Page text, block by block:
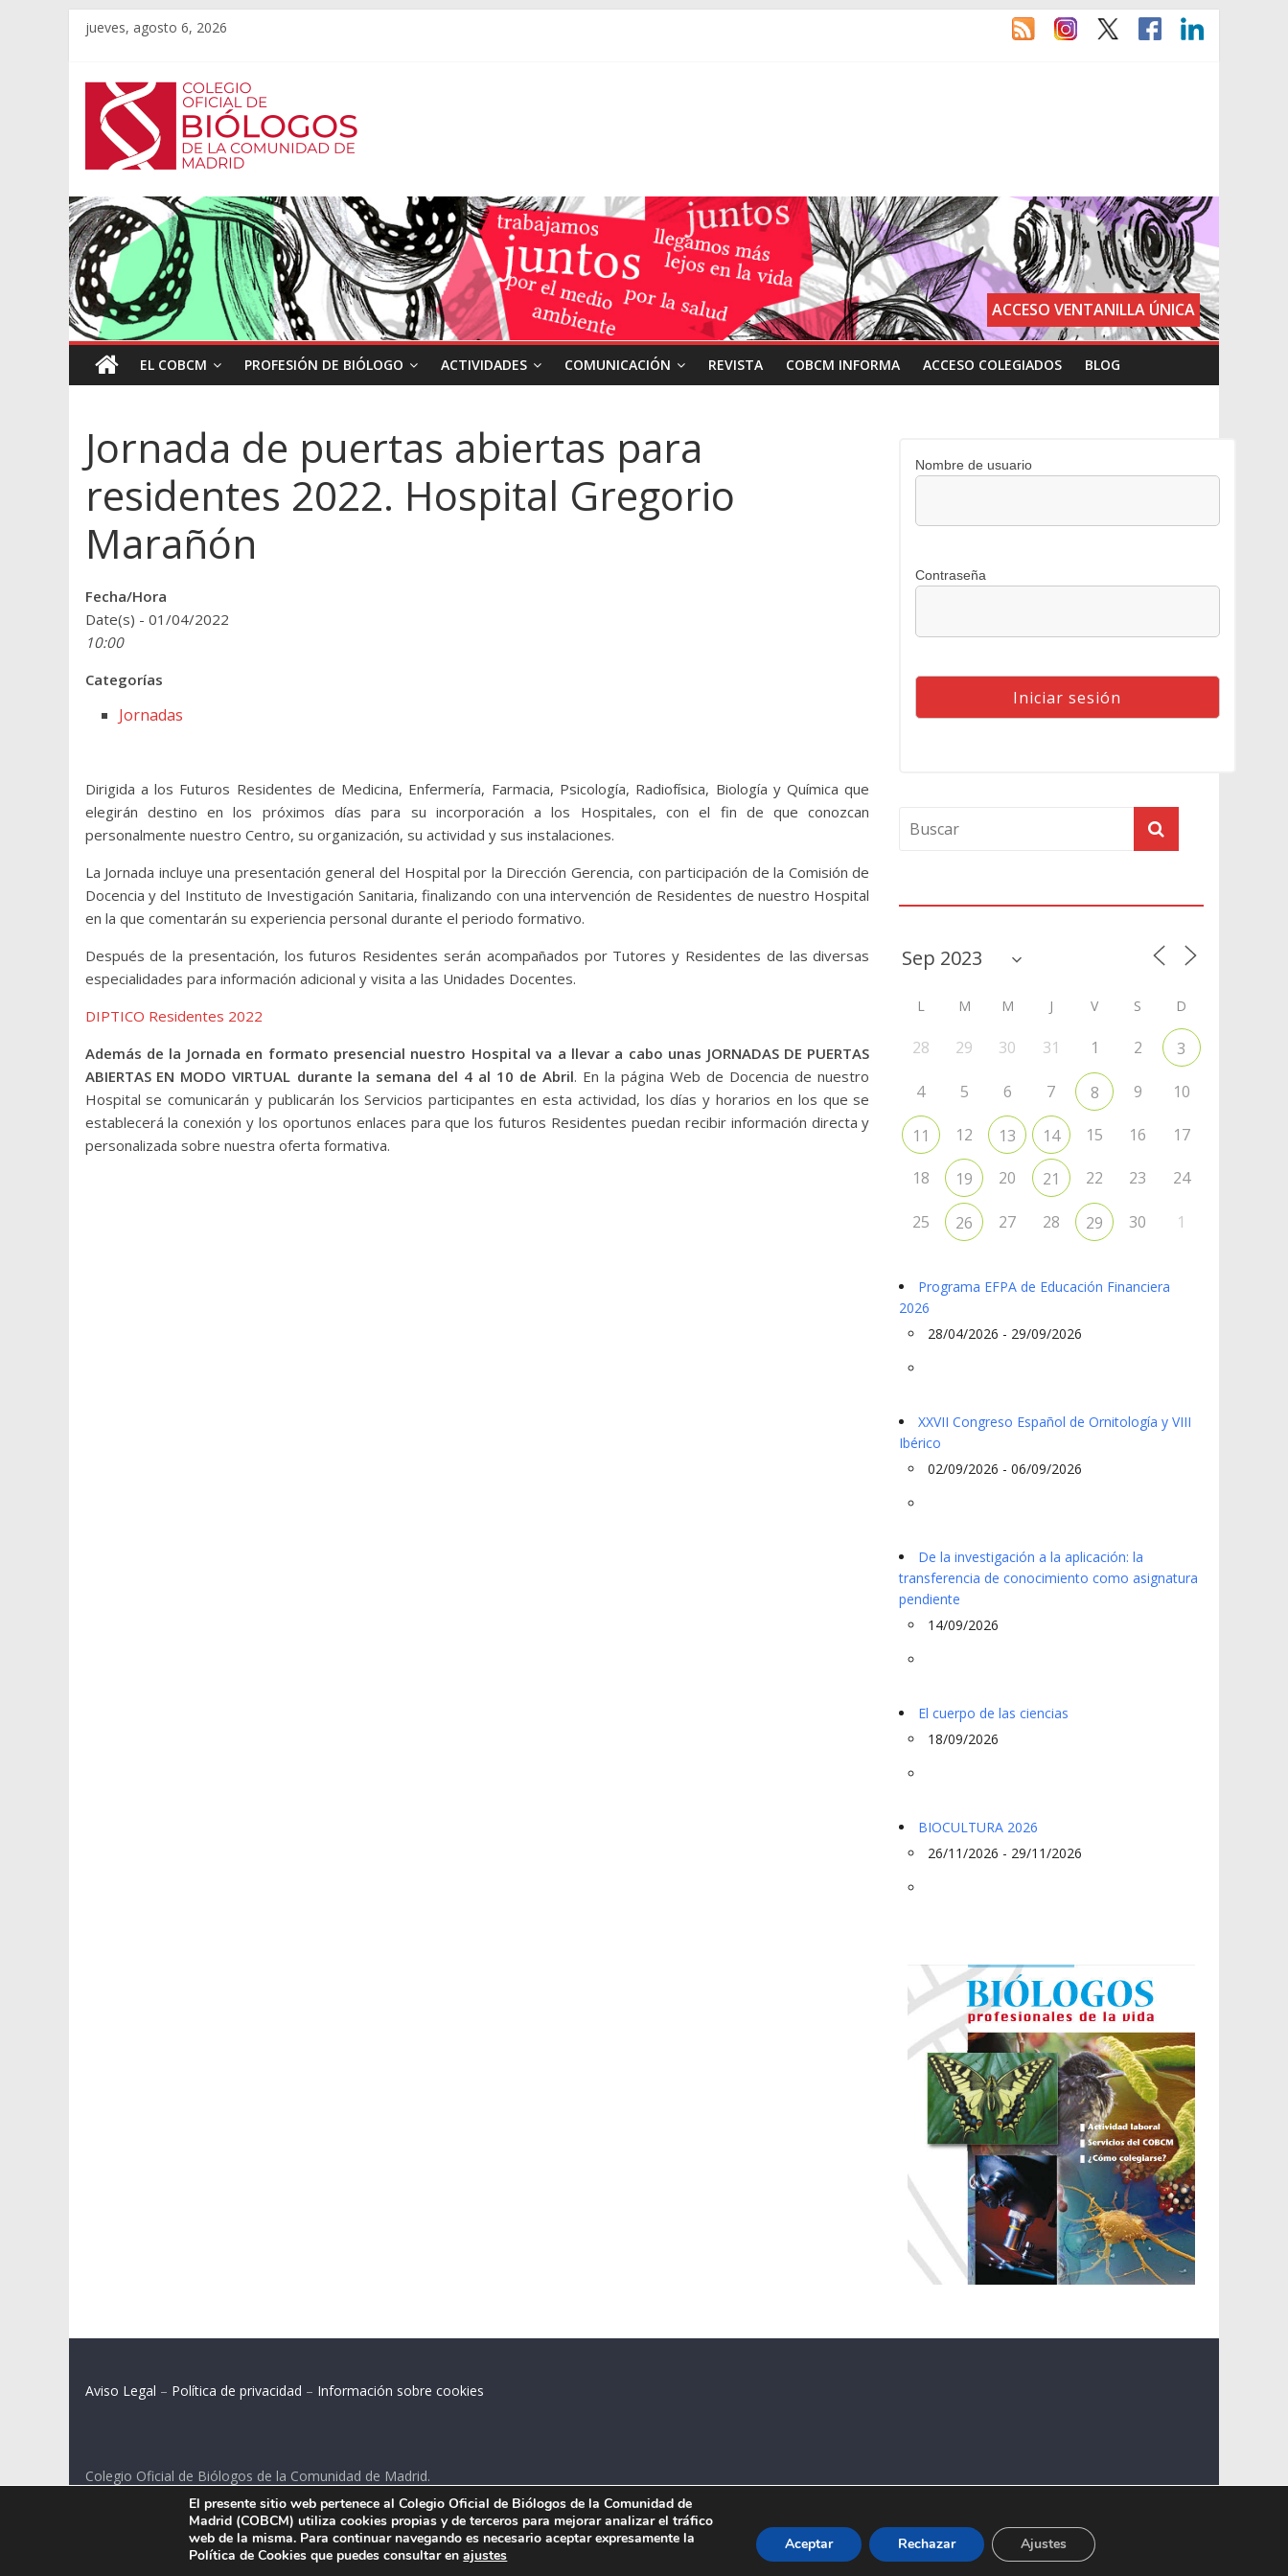
jueves, agosto 6, 2026
ACCESO VENTANILLA ÚNICA
EL COBCM PROFESIÓN DE BIÓLOGO ACTIVIDADES COMUNICACIÓN REVISTA COBCM INFORMA ACCESO COLEGIADOS BLOG
Jornada de puertas abiertas para
residentes 2022. Hospital Gregorio
Marañón
Fecha/Hora
Date(s) - 01/04/2022
10:00
Categorías
Jornadas
Dirigida a los Futuros Residentes de Medicina, Enfermería, Farmacia, Psicología, Radiofísica, Biología y Química que
elegirán destino en los próximos días para su incorporación a los Hospitales, con el fin de que conozcan
personalmente nuestro Centro, su organización, su actividad y sus instalaciones.
La Jornada incluye una presentación general del Hospital por la Dirección Gerencia, con participación de la Comisión de
Docencia y del Instituto de Investigación Sanitaria, finalizando con una intervención de Residentes de nuestro Hospital
en la que comentarán su experiencia personal durante el periodo formativo.
Después de la presentación, los futuros Residentes serán acompañados por Tutores y Residentes de las diversas
especialidades para información adicional y visita a las Unidades Docentes.
DIPTICO Residentes 2022
Además de la Jornada en formato presencial nuestro Hospital va a llevar a cabo unas JORNADAS DE PUERTAS
ABIERTAS EN MODO VIRTUAL durante la semana del 4 al 10 de Abril. En la página Web de Docencia de nuestro
Hospital se comunicarán y publicarán los Servicios participantes en esta actividad, los días y horarios en los que se
establecerá la conexión y los oportunos enlaces para que los futuros Residentes puedan recibir información directa y
personalizada sobre nuestra oferta formativa.
Nombre de usuario
Contraseña
L M M J V S D
28 29 30 31 1 2 3
4 5 6 7 8 9 10
11 12 13 14 15 16 17
18 19 20 21 22 23 24
25 26 27 28 29 30 1
Programa EFPA de Educación Financiera
2026
28/04/2026 - 29/09/2026
XXVII Congreso Español de Ornitología y VIII
Ibérico
02/09/2026 - 06/09/2026
De la investigación a la aplicación: la
transferencia de conocimiento como asignatura
pendiente
14/09/2026
El cuerpo de las ciencias
18/09/2026
BIOCULTURA 2026
26/11/2026 - 29/11/2026
Aviso Legal – Política de privacidad – Información sobre cookies
Colegio Oficial de Biólogos de la Comunidad de Madrid.
C/ Santa Engracia 108, 2º int.izq. 28003 Madrid.
El presente sitio web pertenece al Colegio Oficial de Biólogos de la Comunidad de
Madrid (COBCM) utiliza cookies propias y de terceros para mejorar analizar el tráfico
web de la misma. Para continuar navegando es necesario aceptar expresamente la
Política de Cookies que puedes consultar enajustes
Aceptar Rechazar Ajustes